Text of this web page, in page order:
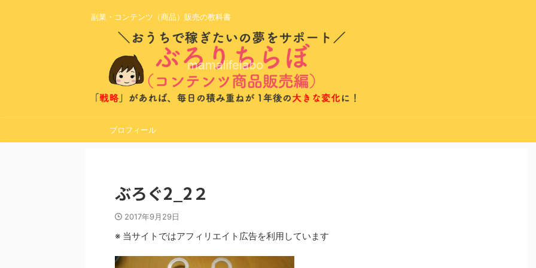
副業・コンテンツ（商品）販売の教科書
プロフィール
ぶろぐ2_2２
2017年9月29日
※ 当サイトではアフィリエイト広告を利用しています